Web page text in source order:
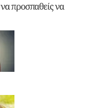
προσπαθείς να